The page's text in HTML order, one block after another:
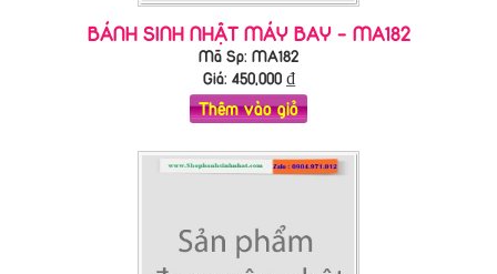
BÁNH SINH NHẬT MÁY BAY - MA182
Mã Sp: MA182
Giá: 450,000₫
Thêm vào giỏ